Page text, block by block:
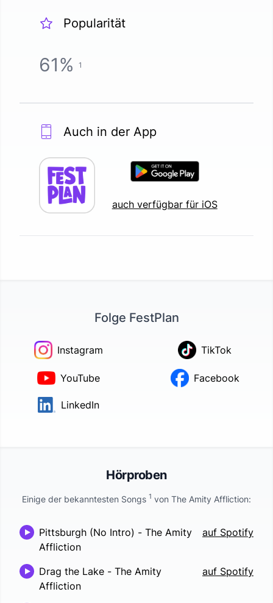
Popularität
61% 1
Auch in der App
auch verfügbar für iOS
Folge FestPlan
Instagram TikTok
YouTube Facebook
LinkedIn
Hörproben
Einige der bekanntesten Songs 1 von The Amity Affliction:
Pittsburgh (No Intro) - The Amity
Affliction
auf Spotify
Drag the Lake - The Amity
Affliction
auf Spotify